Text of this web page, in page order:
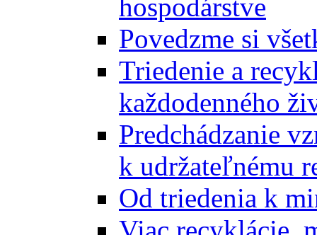
hospodárstve
Povedzme si
Triedenie a
každodenného
Predchádzanie
k udržateľnému
Od triedenia k